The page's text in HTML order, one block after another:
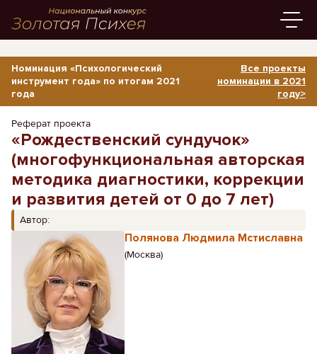
Номинация «Психологический
инструмент года» по итогам 2021
года
Все проекты
номинации в 2021
году>
Реферат проекта
«Рождественский сундучок»
(многофункциональная авторская
методика диагностики, коррекции
и развития детей от 0 до 7 лет)
Автор:
Полянова Людмила Мстиславна
(Москва)